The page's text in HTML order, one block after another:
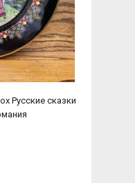
Русские сказки